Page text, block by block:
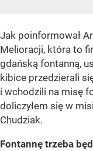
Jak poinformował
Melioracji, która to
gdańską fontanną,
kibice przedzierali
i wchodzili na misę
doliczyłem się w
Chudziak.
Fontannę trzeba